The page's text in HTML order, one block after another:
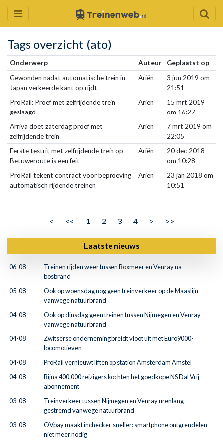
Tags overzicht (ato)
Onderwerp Auteur
Geplaatst op
Gewonden nadat automatische trein in
Japan verkeerde kant op rijdt
Ariën
3 jun 2019 om
21:51
ProRail: Proef met zelfrijdende trein
geslaagd
Ariën
15 mrt 2019
om 16:27
Arriva doet zaterdag proef met
zelfrijdende trein
Ariën
7 mrt 2019 om
22:05
Eerste testrit met zelfrijdende trein op
Betuweroute is een feit
Ariën
20 dec 2018
om 10:28
ProRail tekent contract voor beproeving
automatisch rijdende treinen
Ariën
23 jan 2018 om
10:51
< << 1 2 3 4 > >>
Laatste nieuws
06-08
Treinen rijden weer tussen Boxmeer en Venray na
bosbrand
05-08
Ook op woensdag nog geen treinverkeer op de Maaslijn
vanwege natuurbrand
04-08
Ook op dinsdag geen treinen tussen Nijmegen en Venray
vanwege natuurbrand
04-08
Zwitserse onderneming breidt vloot uit met Euro9000-
locomotieven
04-08
ProRail vernieuwt liften op station Amsterdam Amstel
04-08
Bijna 400.000 reizigers kochten het goedkope NS Dal Vrij-
abonnement
03-08
Treinverkeer tussen Nijmegen en Venray urenlang
gestremd vanwege natuurbrand
03-08
OVpay maakt inchecken sneller: smartphone ontgrendelen
niet meer nodig